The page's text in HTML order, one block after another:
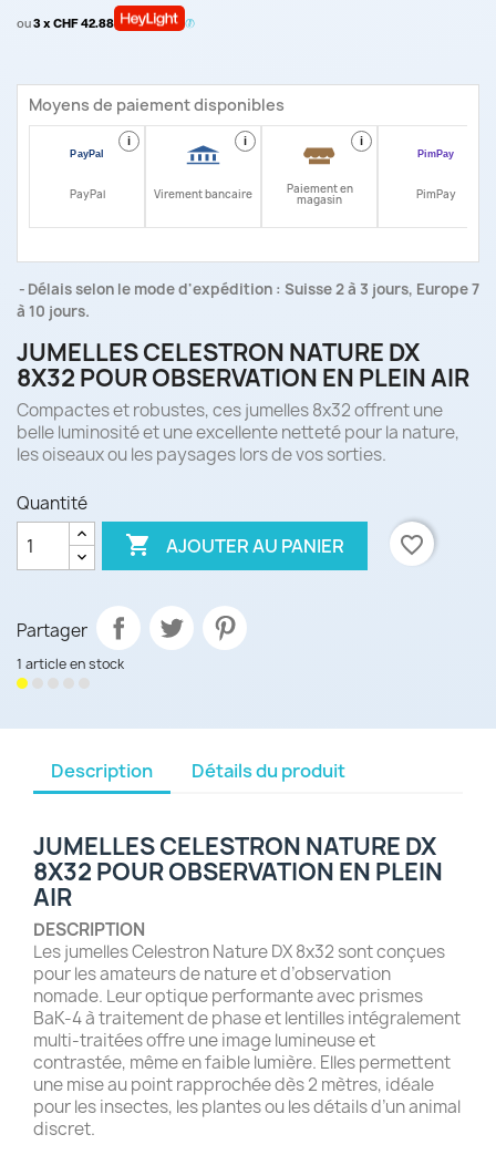
ou3 x CHF 42.88
Moyens de paiement disponibles
i
PayPal
i
Virement bancaire
i
Paiement en
magasin PimPay
Délais selon le mode d'expédition : Suisse 2 à 3 jours, Europe 7
à 10 jours.
JUMELLES CELESTRON NATURE DX
8X32 POUR OBSERVATION EN PLEIN AIR
Compactes et robustes, ces jumelles 8x32 offrent une
belle luminosité et une excellente netteté pour la nature,
les oiseaux ou les paysages lors de vos sorties.
Quantité
 AJOUTER AU PANIER favorite_border
Partager
1 article en stock
Description Détails du produit
JUMELLES CELESTRON NATURE DX
8X32 POUR OBSERVATION EN PLEIN
AIR
DESCRIPTION
Les jumelles Celestron Nature DX 8x32 sont conçues
pour les amateurs de nature et d’observation
nomade. Leur optique performante avec prismes
BaK-4 à traitement de phase et lentilles intégralement
multi-traitées offre une image lumineuse et
contrastée, même en faible lumière. Elles permettent
une mise au point rapprochée dès 2 mètres, idéale
pour les insectes, les plantes ou les détails d’un animal
discret.